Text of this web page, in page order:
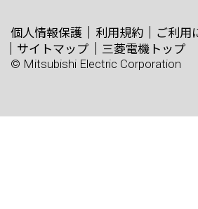
個人情報保護 利用規約
ご利用
サイトマップ
三菱電機トップ
© Mitsubishi Electric Corporation